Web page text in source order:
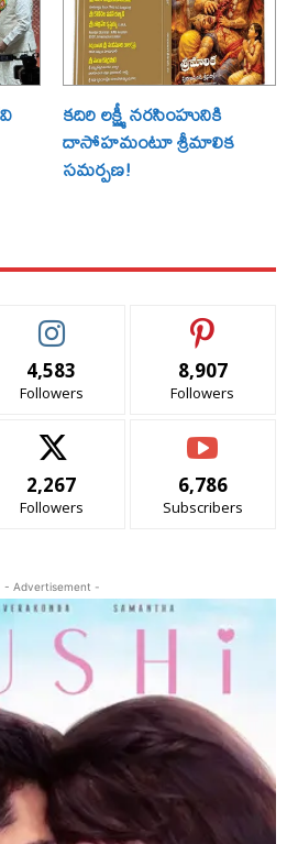
కదిరి లక్ష్మీ నరసింహునికి
దాసోహమంటూ శ్రీమాలిక
సమర్పణ!
4,583
Followers
8,907
Followers
2,267
Followers
6,786
Subscribers
- Advertisement -